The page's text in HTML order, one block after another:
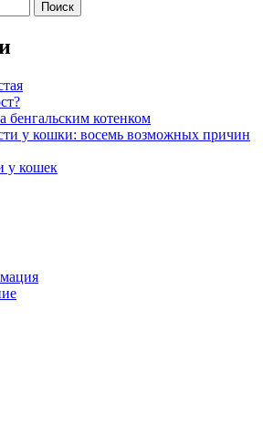
бенгальским котенком
у кошки: восемь возможных причин
у кошек